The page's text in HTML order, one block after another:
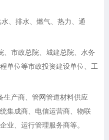
、排水、燃气、热力、通
、市政总院、城建总院、水务
单位等市政投资建设单位、工
生产商、管网管道材料供应
集成商、电信运营商、物联
业、运行管理服务商等。